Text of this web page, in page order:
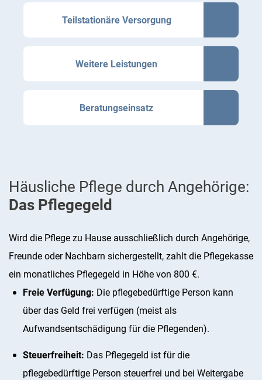
Teilstationäre Versorgung
Weitere Leistungen
Beratungseinsatz
Häusliche Pflege durch Angehörige:
Das Pflegegeld
Wird die Pflege zu Hause ausschließlich durch Angehörige,
Freunde oder Nachbarn sichergestellt, zahlt die Pflegekasse
ein monatliches Pflegegeld in Höhe von 800 €.
Freie Verfügung: Die pflegebedürftige Person kann
über das Geld frei verfügen (meist als
Aufwandsentschädigung für die Pflegenden).
Steuerfreiheit: Das Pflegegeld ist für die
pflegebedürftige Person steuerfrei und bei Weitergabe